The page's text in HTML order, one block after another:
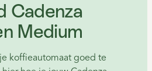
Cadenza
Medium
koffieautomaat goed te